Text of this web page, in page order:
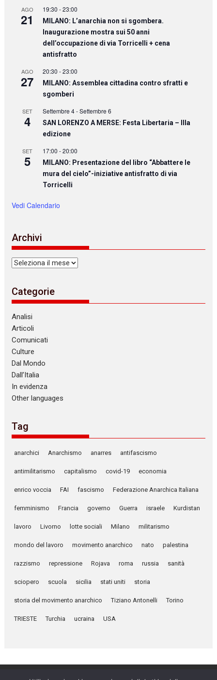
AGO
21
19:30 -23:00
MILANO: L’anarchia non si sgombera.
Inaugurazione mostra sui 50 anni
dell’occupazione di via Torricelli + cena
antisfratto
AGO
27
20:30 -23:00
MILANO: Assemblea cittadina contro sfratti e
sgomberi
SET
4
Settembre 4-Settembre 6
SAN LORENZO A MERSE: Festa Libertaria – IIIa
edizione
SET
5
17:00 -20:00
MILANO: Presentazione del libro “Abbattere le
mura del cielo”-iniziative antisfratto di via
Torricelli
Vedi Calendario
Archivi
Archivi
Categorie
Analisi
Articoli
Comunicati
Culture
Dal Mondo
Dall’Italia
In evidenza
Other languages
Tag
anarchici Anarchismo anarres antifascismo
antimilitarismo capitalismo covid-19 economia
enrico voccia FAI fascismo Federazione Anarchica Italiana
femminismo Francia governo Guerra israele Kurdistan
lavoro Livorno lotte sociali Milano militarismo
mondo del lavoro movimento anarchico nato palestina
razzismo repressione Rojava roma russia sanità
sciopero scuola sicilia stati uniti storia
storia del movimento anarchico Tiziano Antonelli Torino
TRIESTE Turchia ucraina USA